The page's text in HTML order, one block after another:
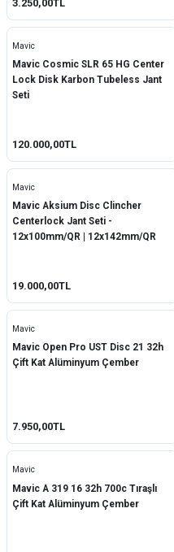
3.250,00TL
Mavic
Mavic Cosmic SLR 65 HG Center
Lock Disk Karbon Tubeless Jant
Seti
120.000,00TL
Mavic
Mavic Aksium Disc Clincher
Centerlock Jant Seti -
12x100mm/QR | 12x142mm/QR
19.000,00TL
Mavic
Mavic Open Pro UST Disc 21 32h
Çift Kat Alüminyum Çember
7.950,00TL
Mavic
Mavic A 319 16 32h 700c Tıraşlı
Çift Kat Alüminyum Çember